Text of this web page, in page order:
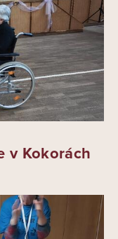
v Kokorách